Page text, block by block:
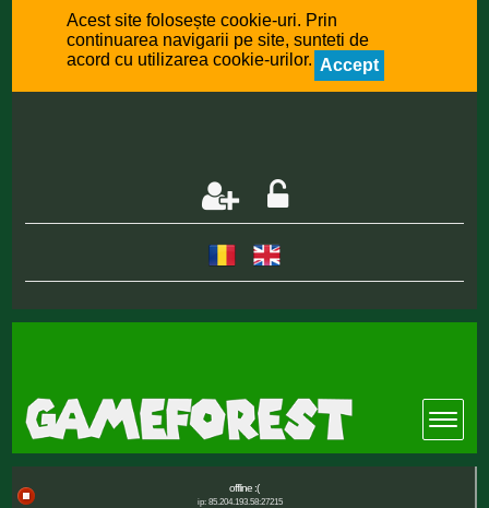
Acest site folosește cookie-uri. Prin
continuarea navigarii pe site, sunteti de
acord cu utilizarea cookie-urilor. Accept
offline :(
ip: 85.204.193.58:27215